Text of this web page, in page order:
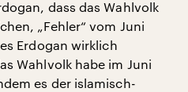
dass das Wahlvolk
„Fehler“ vom Juni
Erdogan wirklich
Wahlvolk habe im Juni
es der islamisch-